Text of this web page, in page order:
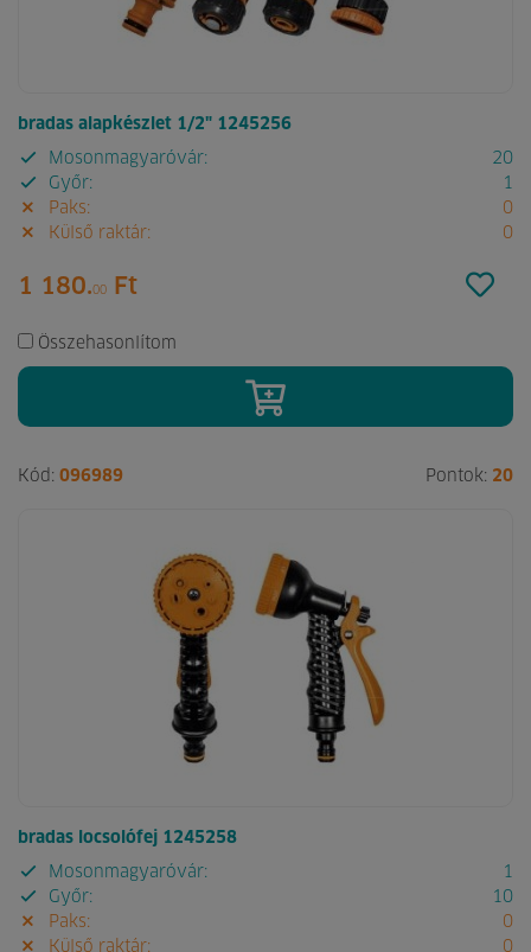
bradas alapkészlet 1/2" 1245256
Mosonmagyaróvár:
20
Győr:
1
Paks:
0
Külső raktár:
0
1 180.00 Ft
Összehasonlítom
Kód: 096989 Pontok: 20
bradas locsolófej 1245258
Mosonmagyaróvár:
1
Győr:
10
Paks:
0
Külső raktár:
0